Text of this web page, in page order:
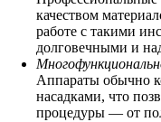
качеством
работе с такими
долговечными и
Аппараты обычно
насадками, что
процедуры — от